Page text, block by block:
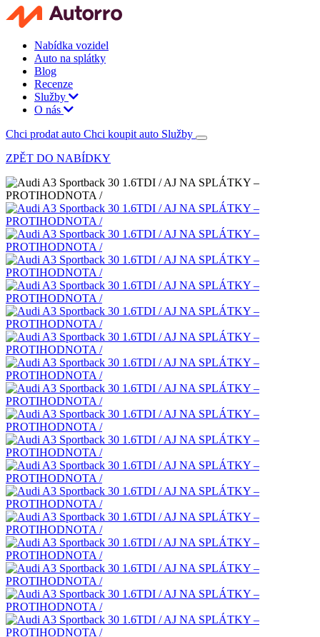
Nabídka vozidel
Auto na splátky
Blog
Recenze
Služby
O nás
Chci prodat auto Chci koupit auto Služby
ZPĚT DO NABÍDKY